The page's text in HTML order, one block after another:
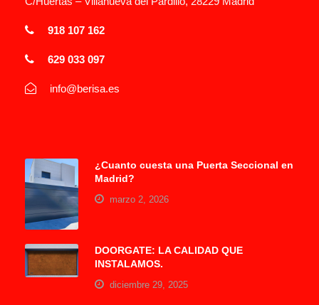
918 107 162
629 033 097
info@berisa.es
¿Cuanto cuesta una Puerta Seccional en
Madrid?
marzo 2, 2026
DOORGATE: LA CALIDAD QUE
INSTALAMOS.
diciembre 29, 2025